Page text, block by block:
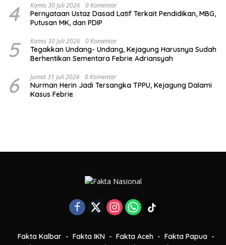
4 Kamis 30 Juli 2026 0 Komentar
Pernyataan Ustaz Dasad Latif Terkait Pendidikan, MBG,
Putusan MK, dan PDIP
5 Kamis 30 Juli 2026 0 Komentar
Tegakkan Undang- Undang, Kejagung Harusnya Sudah
Berhentikan Sementara Febrie Adriansyah
6 Jumat 31 Juli 2026 0 Komentar
Nurman Herin Jadi Tersangka TPPU, Kejagung Dalami
Kasus Febrie
Fakta Kalbar Fakta IKN Fakta Aceh
Fakta Papua